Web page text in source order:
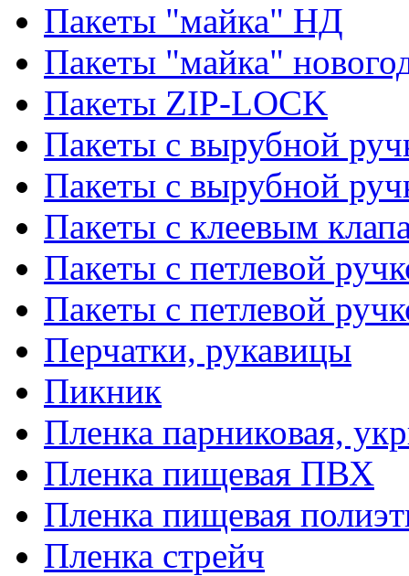
Пакеты "майка" НД
Пакеты "майка"
Пакеты ZIP-LOCK
Пакеты с вырубной
Пакеты с вырубной
Пакеты с клеевым
Пакеты с петлевой
Пакеты с петлевой
Перчатки, рукавицы
Пикник
Пленка парниковая,
Пленка пищевая ПВХ
Пленка пищевая
Пленка стрейч